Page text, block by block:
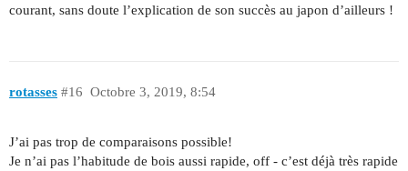
courant, sans doute l’explication de son succès au japon d’ailleurs !
rotasses Octobre 3, 2019, 8:54
#16
J’ai pas trop de comparaisons possible!
Je n’ai pas l’habitude de bois aussi rapide, off - c’est déjà très rapide